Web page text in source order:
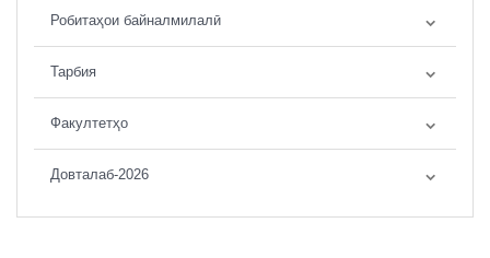
Робитаҳои байналмилалӣ
Тарбия
Факултетҳо
Довталаб-2026